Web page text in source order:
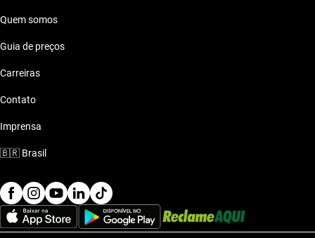
Quem somos
Guia de preços
Carreiras
Contato
Imprensa
🇧🇷 Brasil